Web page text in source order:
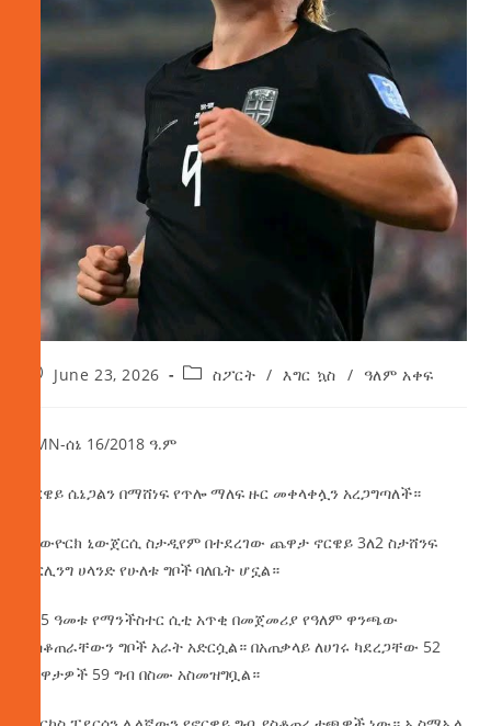
June 23, 2026 ስፖርት / እግር ኳስ / ዓለም አቀፍ
AMN-ሰኔ 16/2018 ዓ.ም
ኖርዌይ ሴኔጋልን በማሸነፍ የጥሎ ማለፍ ዙር መቀላቀሏን አረጋግጣለች።
በኒውዮርክ ኒውጀርሲ ስታዲየም በተደረገው ጨዋታ ኖርዌይ 3ለ2 ስታሸንፍ
ኧርሊንግ ሀላንድ የሁለቱ ግቦች ባለቤት ሆኗል።
የ25 ዓመቱ የማንችስተር ሲቲ አጥቂ በመጀመሪያ የዓለም ዋንጫው
ያስቆጠራቸውን ግቦች አራት አድርሷል። በአጠቃላይ ለሀገሩ ካደረጋቸው 52
ጨዋታዎች 59 ግብ በስሙ አስመዝግቧል።